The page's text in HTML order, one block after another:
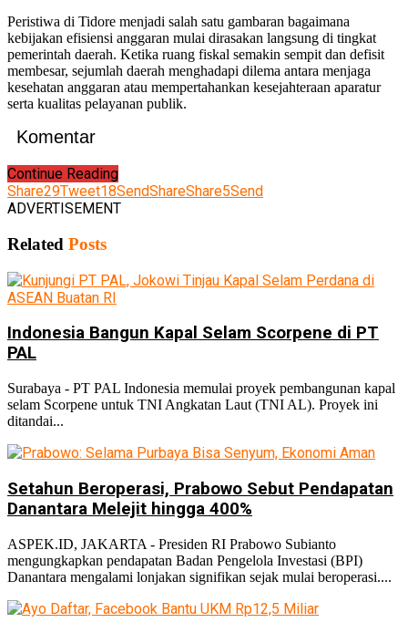
Peristiwa di Tidore menjadi salah satu gambaran bagaimana
kebijakan efisiensi anggaran mulai dirasakan langsung di tingkat
pemerintah daerah. Ketika ruang fiskal semakin sempit dan defisit
membesar, sejumlah daerah menghadapi dilema antara menjaga
kesehatan anggaran atau mempertahankan kesejahteraan aparatur
serta kualitas pelayanan publik.
Komentar
Continue Reading
Share29Tweet18SendShareShare5Send
ADVERTISEMENT
Related Posts
Indonesia Bangun Kapal Selam Scorpene di PT
PAL
Surabaya - PT PAL Indonesia memulai proyek pembangunan kapal
selam Scorpene untuk TNI Angkatan Laut (TNI AL). Proyek ini
ditandai...
Setahun Beroperasi, Prabowo Sebut Pendapatan
Danantara Melejit hingga 400%
ASPEK.ID, JAKARTA - Presiden RI Prabowo Subianto
mengungkapkan pendapatan Badan Pengelola Investasi (BPI)
Danantara mengalami lonjakan signifikan sejak mulai beroperasi....